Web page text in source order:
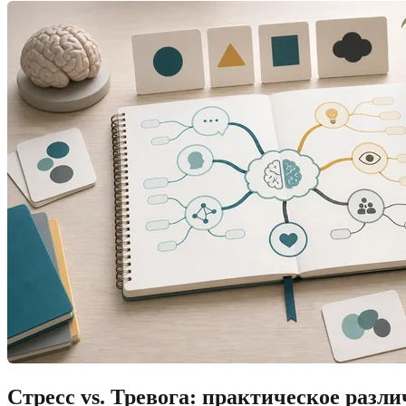
Стресс vs. Тревога: практическое